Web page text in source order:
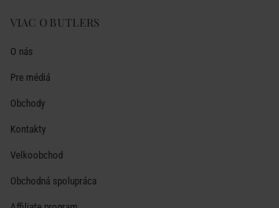
VIAC O BUTLERS
O nás
Pre médiá
Obchody
Kontakty
Velkoobchod
Obchodná spolupráca